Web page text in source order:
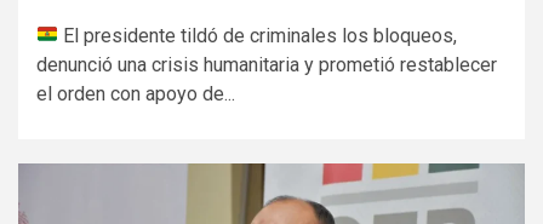
El presidente tildó de criminales los bloqueos,
denunció una crisis humanitaria y prometió restablecer
el orden con apoyo de...